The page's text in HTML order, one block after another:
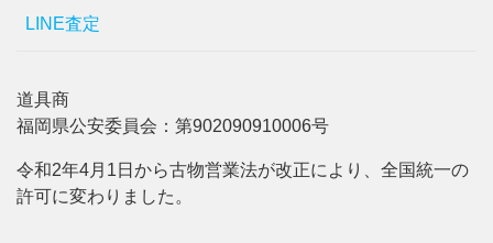
LINE査定
道具商
福岡県公安委員会：第902090910006号
令和2年4月1日から古物営業法が改正により、全国統一の
許可に変わりました。